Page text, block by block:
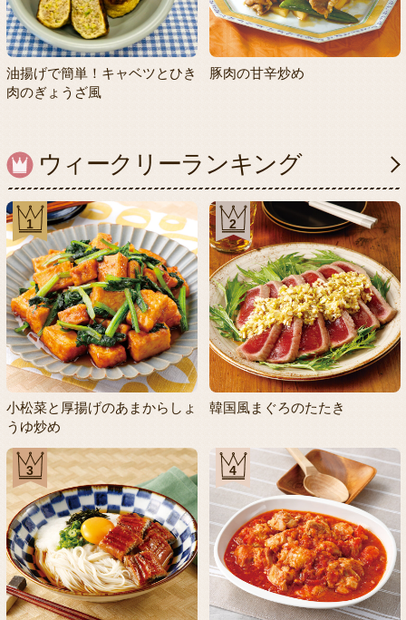
油揚げで簡単！キャベツとひき
肉のぎょうざ風
豚肉の甘辛炒め
ウィークリーランキング
1
小松菜と厚揚げのあまからしょ
うゆ炒め
2
韓国風まぐろのたたき
3 4